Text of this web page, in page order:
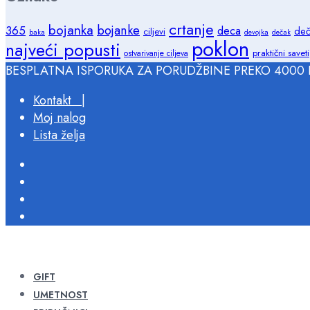
365 baka bojanka bojanke ciljevi crtanje deca devojka dečak
najveći popusti ostvarivanje ciljeva poklon praktični saveti
BESPLATNA ISPORUKA ZA PORUDŽBINE PREKO 4000
Kontakt |
Moj nalog
Lista želja
GIFT
UMETNOST